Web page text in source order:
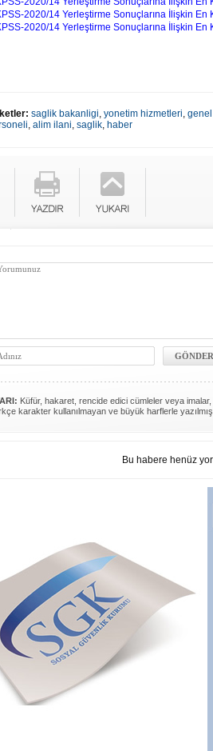
2020/14 Yerleştirme Sonuçlarına İlişkin
2020/14 Yerleştirme Sonuçlarına İlişkin
saglik bakanligi, yonetim hizmetleri,
, alim ilani, saglik, haber
Küfür, hakaret, rencide edici cümleler veya imalar,
karakter kullanılmayan ve büyük harflerle
Bu habere henüz